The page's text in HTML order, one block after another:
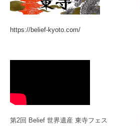
https://belief-kyoto.com/
第2回 Belief 世界遺産 東寺フェス